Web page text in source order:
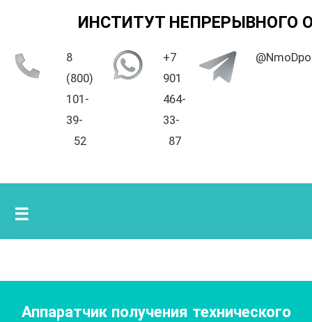
ИНСТИТУТ НЕПРЕРЫВНОГО
8
(800)
101-
39-
52
+7
901
464-
33-
87
☰
Аппаратчик получения технического